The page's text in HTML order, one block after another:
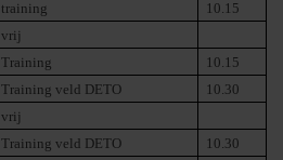
training
10.15
vrij
Training
10.15
Training veld DETO
10.30
vrij
Training veld DETO
10.30